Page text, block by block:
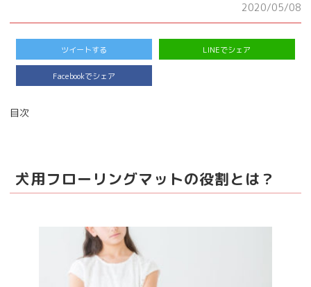
2020/05/08
ツイートする LINEでシェア
Facebookでシェア
目次
犬用フローリングマットの役割とは？